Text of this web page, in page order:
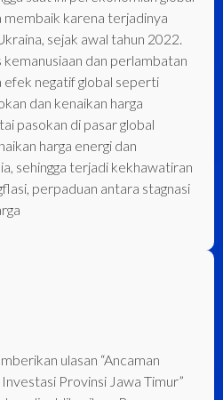
membaik karena terjadinya
sejak awal tahun 2022.
kemanusiaan dan perlambatan
negatif global seperti
dan kenaikan harga
pasokan di pasar global
harga energi dan
sehingga terjadi kekhawatiran
perpaduan antara stagnasi
ulasan “Ancaman
Provinsi Jawa Timur”